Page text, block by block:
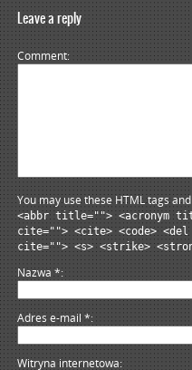
Leave a reply
Comment
You may use these HTML tags
<abbr title=""> <acronym
cite=""> <cite> <code> <del
cite=""> <s> <strike>
Nazwa*
Adres e-mail*
Witryna internetowa